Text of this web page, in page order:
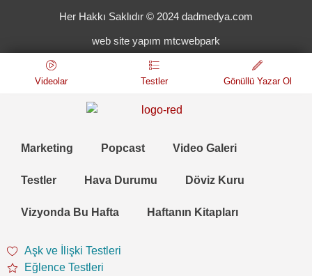
Her Hakkı Saklıdır © 2024 dadmedya.com
web site yapım mtcwebpark
Videolar Testler Gönüllü Yazar Ol
Marketing Popcast Video Galeri
Testler Hava Durumu Döviz Kuru
Vizyonda Bu Hafta Haftanın Kitapları
Aşk ve İlişki Testleri
Eğlence Testleri